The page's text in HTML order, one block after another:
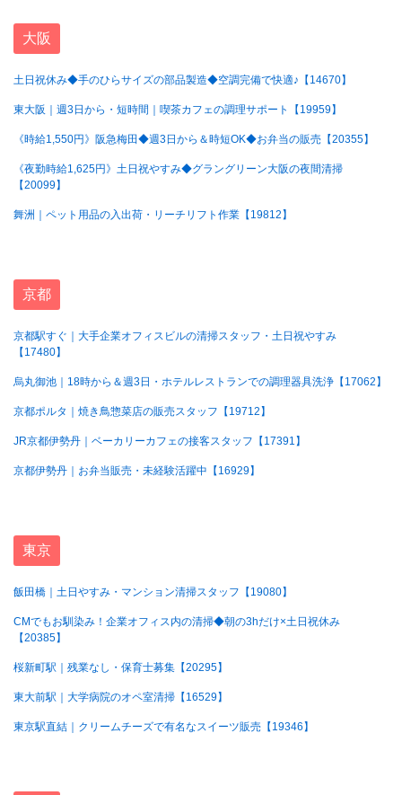
大阪
土日祝休み◆手のひらサイズの部品製造◆空調完備で快適♪【14670】
東大阪｜週3日から・短時間｜喫茶カフェの調理サポート【19959】
《時給1,550円》阪急梅田◆週3日から＆時短OK◆お弁当の販売【20355】
《夜勤時給1,625円》土日祝やすみ◆グラングリーン大阪の夜間清掃
【20099】
舞洲｜ペット用品の入出荷・リーチリフト作業【19812】
京都
京都駅すぐ｜大手企業オフィスビルの清掃スタッフ・土日祝やすみ
【17480】
烏丸御池｜18時から＆週3日・ホテルレストランでの調理器具洗浄【17062】
京都ポルタ｜焼き鳥惣菜店の販売スタッフ【19712】
JR京都伊勢丹｜ベーカリーカフェの接客スタッフ【17391】
京都伊勢丹｜お弁当販売・未経験活躍中【16929】
東京
飯田橋｜土日やすみ・マンション清掃スタッフ【19080】
CMでもお馴染み！企業オフィス内の清掃◆朝の3hだけ×土日祝休み
【20385】
桜新町駅｜残業なし・保育士募集【20295】
東大前駅｜大学病院のオペ室清掃【16529】
東京駅直結｜クリームチーズで有名なスイーツ販売【19346】